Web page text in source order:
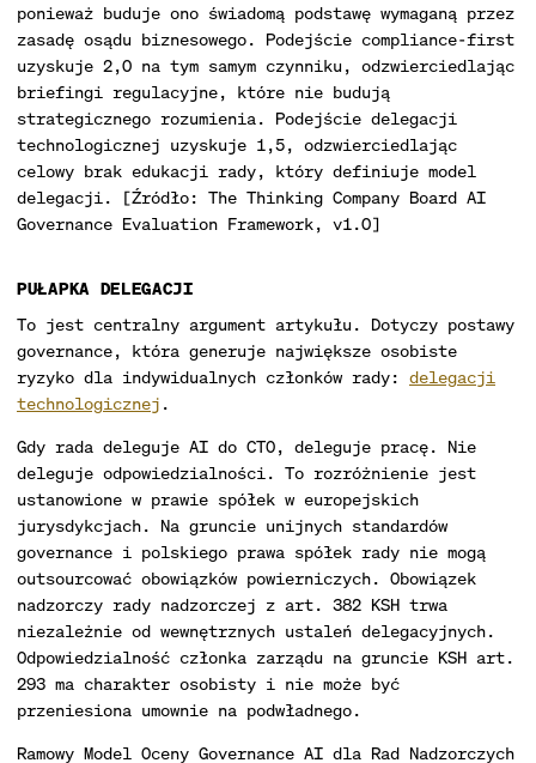
ponieważ buduje ono świadomą podstawę wymaganą przez
zasadę osądu biznesowego. Podejście compliance-first
uzyskuje 2,0 na tym samym czynniku, odzwierciedlając
briefingi regulacyjne, które nie budują
strategicznego rozumienia. Podejście delegacji
technologicznej uzyskuje 1,5, odzwierciedlając
celowy brak edukacji rady, który definiuje model
delegacji. [Źródło: The Thinking Company Board AI
Governance Evaluation Framework, v1.0]
PUŁAPKA DELEGACJI
To jest centralny argument artykułu. Dotyczy postawy
governance, która generuje największe osobiste
ryzyko dla indywidualnych członków rady: delegacji
technologicznej .
Gdy rada deleguje AI do CTO, deleguje pracę. Nie
deleguje odpowiedzialności. To rozróżnienie jest
ustanowione w prawie spółek w europejskich
jurysdykcjach. Na gruncie unijnych standardów
governance i polskiego prawa spółek rady nie mogą
outsourcować obowiązków powierniczych. Obowiązek
nadzorczy rady nadzorczej z art. 382 KSH trwa
niezależnie od wewnętrznych ustaleń delegacyjnych.
Odpowiedzialność członka zarządu na gruncie KSH art.
293 ma charakter osobisty i nie może być
przeniesiona umownie na podwładnego.
Ramowy Model Oceny Governance AI dla Rad Nadzorczych